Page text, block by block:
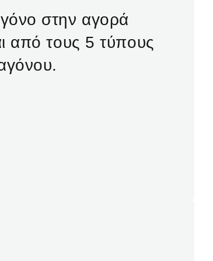
στην αγορά
από τους 5 τύπους